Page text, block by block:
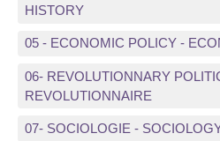
HISTORY
05 - ECONOMIC POLICY -
06- REVOLUTIONNARY
REVOLUTIONNAIRE
07- SOCIOLOGIE -